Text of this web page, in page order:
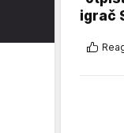
igrač